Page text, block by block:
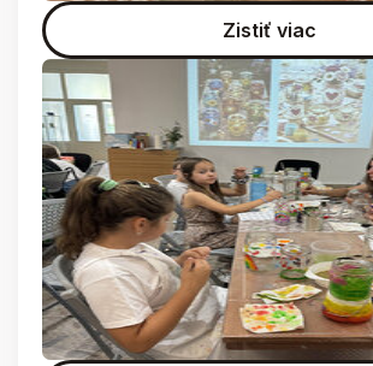
Zistiť viac